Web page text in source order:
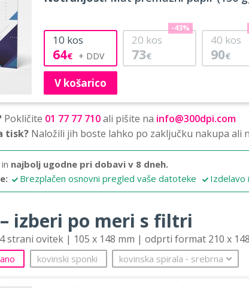
10 kos
64€
20 kos
73€
-43%
40 kos
90€
V košarico
Pokličite 01 77 77 710ali pišite na info@300dpi.com
tisk? Naložili jih boste lahko po zaključku nakupa ali
najbolj ugodne pri dobavi v 8 dneh.
Brezplačen osnovni pregled vaše datoteke Izdelavo
izberi po meri s filtri
ovitek | 105 x 148 mm | odprti format 210 x
kovinski sponki kovinska spirala ‐ srebrna